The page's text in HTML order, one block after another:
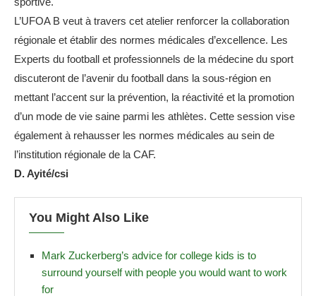
L’UFOA B veut à travers cet atelier renforcer la collaboration
régionale et établir des normes médicales d’excellence. Les
Experts du football et professionnels de la médecine du sport
discuteront de l’avenir du football dans la sous-région en
mettant l’accent sur la prévention, la réactivité et la promotion
d’un mode de vie saine parmi les athlètes. Cette session vise
également à rehausser les normes médicales au sein de
l’institution régionale de la CAF.
D. Ayité/csi
You Might Also Like
Mark Zuckerberg’s advice for college kids is to
surround yourself with people you would want to work
for